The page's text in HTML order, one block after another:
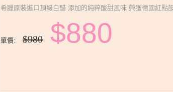
希臘原裝進口頂級白醋 添加的純粹酸甜風味 榮獲德國紅點
單價: $980 $880